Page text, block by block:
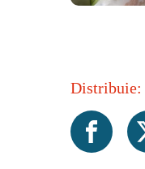
Distribuie: